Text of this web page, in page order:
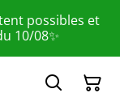
possibles et
10/08✨